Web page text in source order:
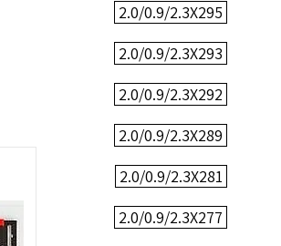
2.0/0.9/2.3X295
2.0/0.9/2.3X293
2.0/0.9/2.3X292
2.0/0.9/2.3X289
2.0/0.9/2.3X281
2.0/0.9/2.3X277